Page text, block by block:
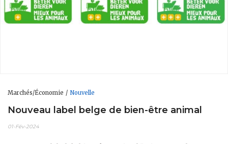
Marchés/Économie Nouvelle
Nouveau label belge de bien-être animal
01-Fév-2024